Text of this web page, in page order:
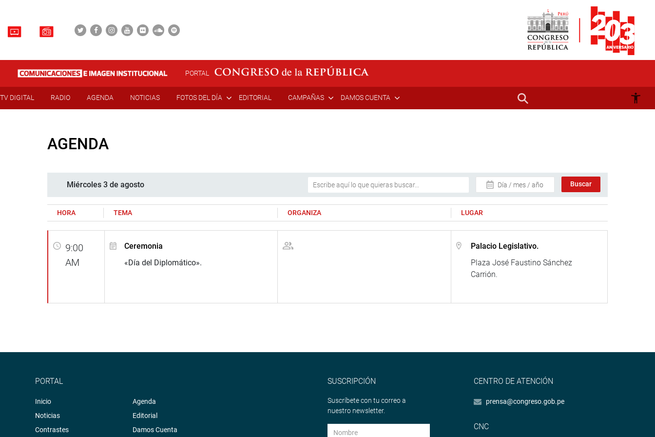
PORTAL
TV DIGITAL RADIO AGENDA NOTICIAS FOTOS DEL DÍA EDITORIAL CAMPAÑAS DAMOS CUENTA
AGENDA
Miércoles 3 de agosto Día / mes / año
HORA TEMA ORGANIZA LUGAR
9:00
AM
Ceremonia
«Día del Diplomático».
Palacio Legislativo.
Plaza José Faustino Sánchez
Carrión.
PORTAL
Inicio
Noticias
Contrastes
Agenda
Editorial
Damos Cuenta
SUSCRIPCIÓN
Suscríbete con tu correo a
nuestro newsletter.
CENTRO DE ATENCIÓN
prensa@congreso.gob.pe
CNC